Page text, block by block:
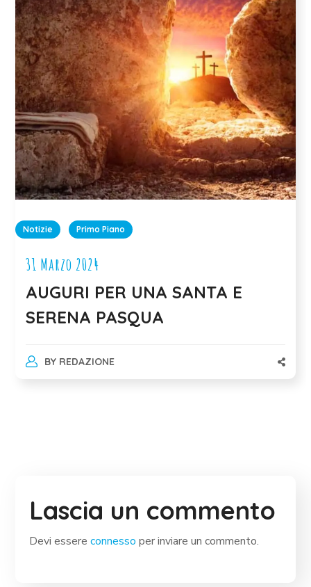
Notizie Primo Piano
31 Marzo 2024
AUGURI PER UNA SANTA E
SERENA PASQUA
BY REDAZIONE
Lascia un commento
Devi essereconnesso per inviare un commento.